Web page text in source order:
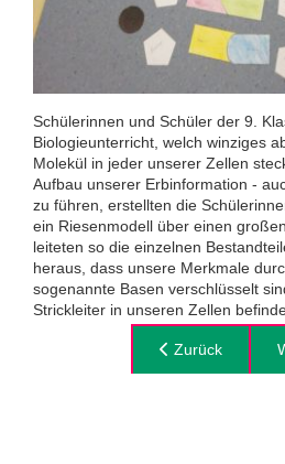
Schülerinnen und Schüler der 9.
Biologieunterricht, welch winziges
Molekül in jeder unserer Zellen
Aufbau unserer Erbinformation -
zu führen, erstellten die
ein Riesenmodell über einen
leiteten so die einzelnen
heraus, dass unsere Merkmale
sogenannte Basen verschlüsselt
Strickleiter in unseren Zellen
Vorheriger
Zurück